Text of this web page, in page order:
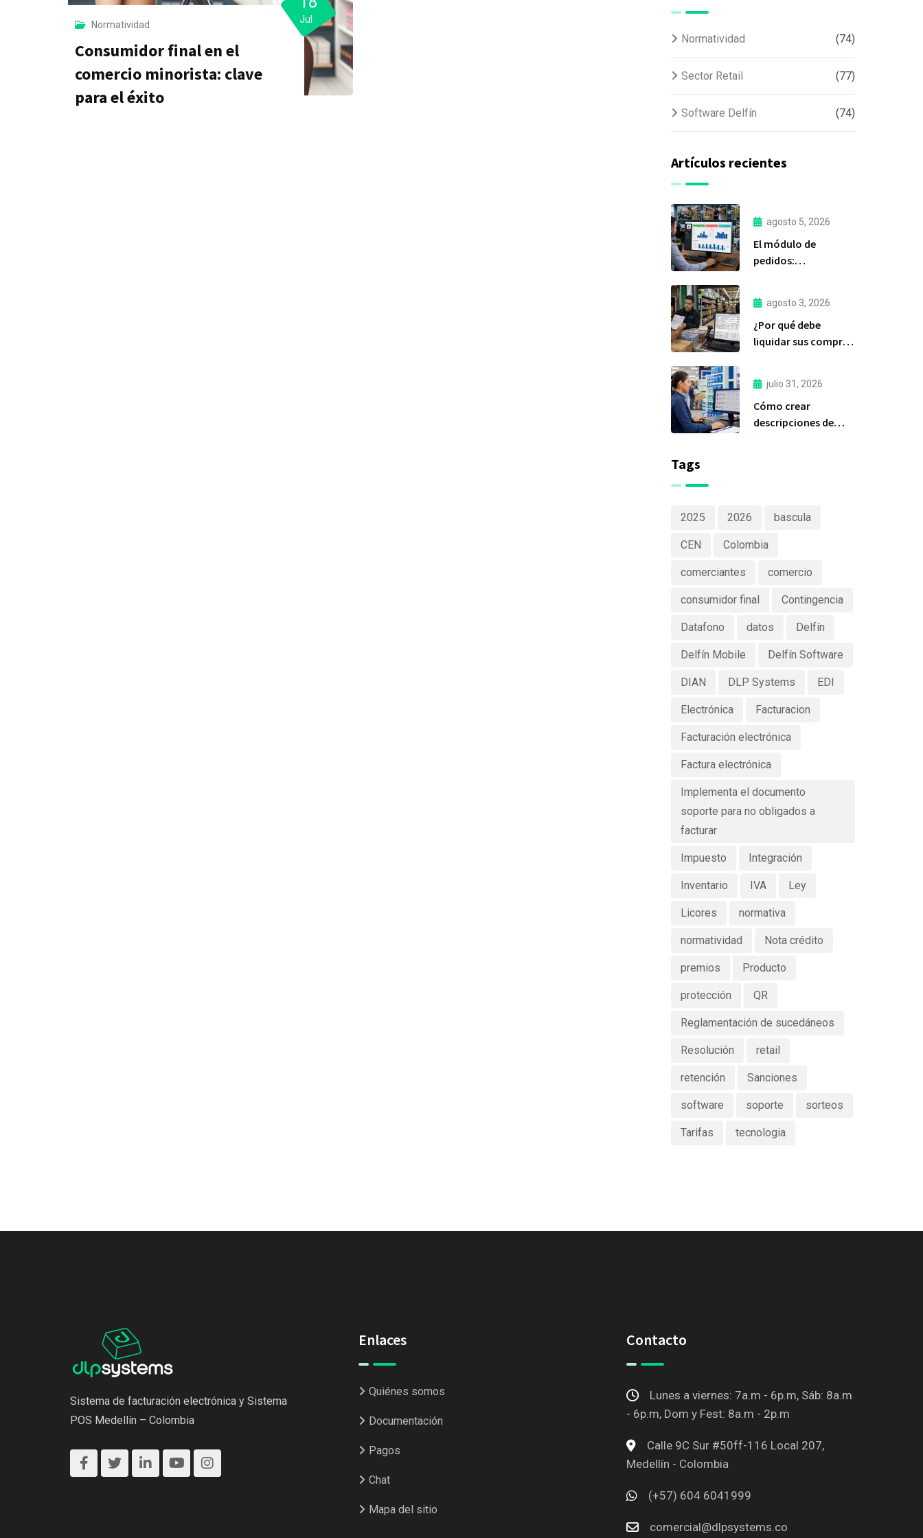
Normatividad
Consumidor final en el
comercio minorista: clave
para el éxito
Jul
Normatividad (74)
Sector Retail (77)
Software Delfín (74)
Artículos recientes
agosto 5, 2026
El módulo de
pedidos:
importante de Delfín
Software
agosto 3, 2026
¿Por qué debe
liquidar sus compras
julio 31, 2026
Cómo crear
descripciones de
Tags
2025 2026 bascula
CEN Colombia
comerciantes comercio
consumidor final Contingencia
Datafono datos Delfín
Delfín Mobile Delfín Software
DIAN DLP Systems EDI
Electrónica Facturacion
Facturación electrónica
Factura electrónica
Implementa el documento
soporte para no obligados a
facturar
Impuesto Integración
Inventario IVA Ley
Licores normativa
normatividad Nota crédito
premios Producto
protección QR
Reglamentación de sucedáneos
Resolución retail
retención Sanciones
software soporte sorteos
Tarifas tecnologia
Sistema de facturación electrónica y Sistema
POS Medellín – Colombia
Enlaces
Quiénes somos
Documentación
Pagos
Chat
Mapa del sitio
Contacto
Lunes a viernes: 7a.m - 6p.m, Sáb: 8a.m
- 6p.m, Dom y Fest: 8a.m - 2p.m
Calle 9C Sur #50ff-116 Local 207,
Medellín - Colombia
(+57) 604 6041999
comercial@dlpsystems.co